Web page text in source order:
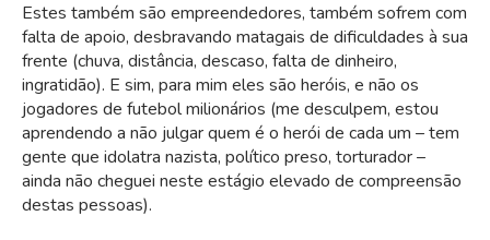
Estes também são empreendedores, também sofrem com
falta de apoio, desbravando matagais de dificuldades à sua
frente (chuva, distância, descaso, falta de dinheiro,
ingratidão). E sim, para mim eles são heróis, e não os
jogadores de futebol milionários (me desculpem, estou
aprendendo a não julgar quem é o herói de cada um – tem
gente que idolatra nazista, político preso, torturador –
ainda não cheguei neste estágio elevado de compreensão
destas pessoas).